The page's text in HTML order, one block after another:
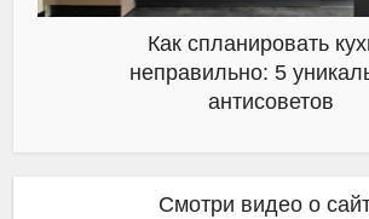
Как спланировать
неправильно: 5
антисоветов
Смотри видео о